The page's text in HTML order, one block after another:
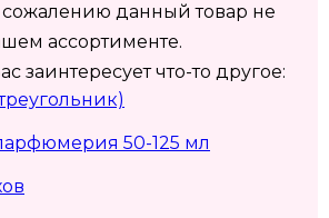
сожалению данный товар не
ассортименте.
заинтересует что-то другое:
50-125 мл